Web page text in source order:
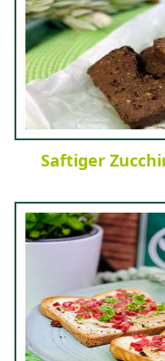
Saftiger